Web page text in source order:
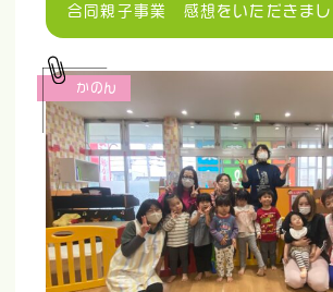
合同親子事業 感想をいただきまし
かのん